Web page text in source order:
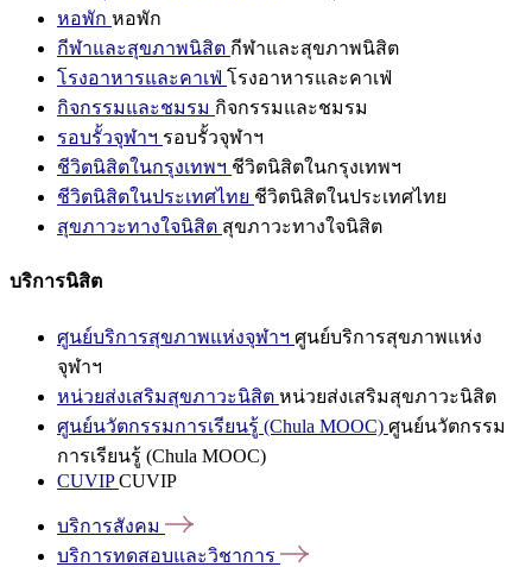
หอพัก หอพัก
กีฬาและสุขภาพนิสิต กีฬาและสุขภาพนิสิต
โรงอาหารและคาเฟ่ โรงอาหารและคาเฟ่
กิจกรรมและชมรม กิจกรรมและชมรม
รอบรั้วจุฬาฯ รอบรั้วจุฬาฯ
ชีวิตนิสิตในกรุงเทพฯ ชีวิตนิสิตในกรุงเทพฯ
ชีวิตนิสิตในประเทศไทย ชีวิตนิสิตในประเทศไทย
สุขภาวะทางใจนิสิต สุขภาวะทางใจนิสิต
บริการนิสิต
ศูนย์บริการสุขภาพแห่งจุฬาฯ ศูนย์บริการสุขภาพแห่ง
จุฬาฯ
หน่วยส่งเสริมสุขภาวะนิสิต หน่วยส่งเสริมสุขภาวะนิสิต
ศูนย์นวัตกรรมการเรียนรู้ (Chula MOOC) ศูนย์นวัตกรรม
การเรียนรู้ (Chula MOOC)
CUVIPCUVIP
บริการสังคม
บริการทดสอบและวิชาการ